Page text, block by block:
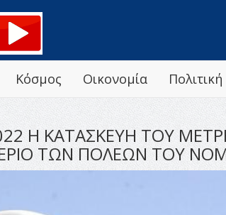
Κόσμος Οικονομία Πολιτική
Η ΚΑΤΑΣΚΕΥΗ ΤΟΥ
ΤΩΝ ΠΟΛΕΩΝ ΤΟΥ